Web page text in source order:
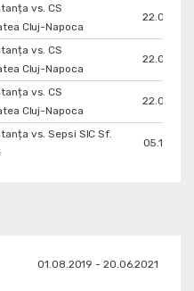
vs. CS
Cluj-Napoca
vs. CS
Cluj-Napoca
vs. CS
Cluj-Napoca
vs. Sepsi SIC Sf.
01.08.2019 - 20.06.2021